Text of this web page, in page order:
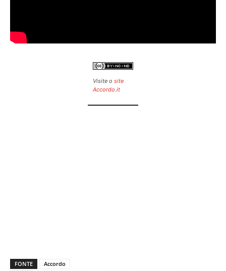
Visite o site
Accordo.it
FONTE
Accordo